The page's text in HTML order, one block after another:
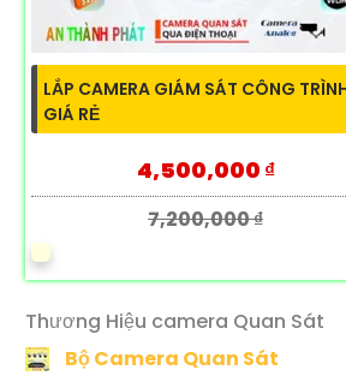
LẮP CAMERA GIÁM SÁT CÔNG
GIÁ RẺ
4,500,000 ₫
7,200,000 ₫
Thương Hiệu camera Quan Sát
Bộ Camera Quan Sát